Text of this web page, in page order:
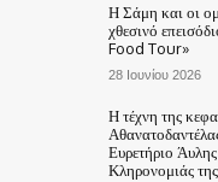
Η Σάμη και οι
χθεσινό
Food Tour»
28 Ιουνίου 2026
Η τέχνη της
Ευρετήριο
Κληρονομιάς